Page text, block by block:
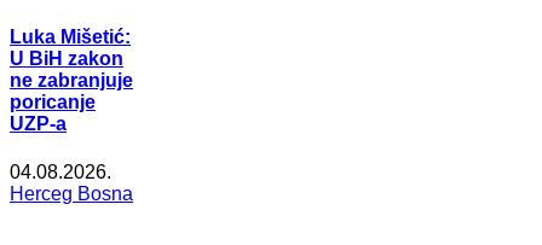
Luka Mišetić:
U BiH zakon
ne zabranjuje
poricanje
UZP-a
04.08.2026.
Herceg Bosna